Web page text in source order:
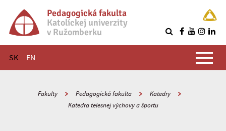
Pedagogická fakulta
Katolíckej univerzity
v Ružomberku
SK EN
Hlavné menu
Fakulty Pedagogická fakulta
Katedry
Katedra telesnej výchovy a športu